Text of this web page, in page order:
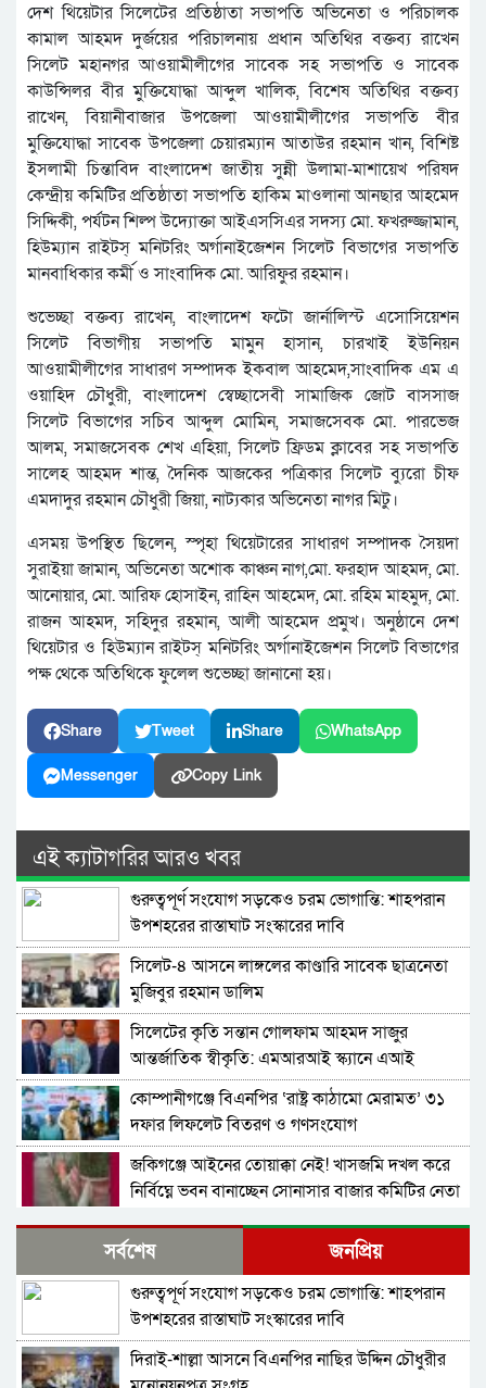
দেশ থিয়েটার সিলেটের প্রতিষ্ঠাতা সভাপতি অভিনেতা ও পরিচালক
কামাল আহমদ দুর্জয়ের পরিচালনায় প্রধান অতিথির বক্তব্য রাখেন
সিলেট মহানগর আওয়ামীলীগের সাবেক সহ সভাপতি ও সাবেক
কাউন্সিলর বীর মুক্তিযোদ্ধা আব্দুল খালিক, বিশেষ অতিথির বক্তব্য
রাখেন, বিয়ানীবাজার উপজেলা আওয়ামীলীগের সভাপতি বীর
মুক্তিযোদ্ধা সাবেক উপজেলা চেয়ারম্যান আতাউর রহমান খান, বিশিষ্ট
ইসলামী চিন্তাবিদ বাংলাদেশ জাতীয় সুন্নী উলামা-মাশায়েখ পরিষদ
কেন্দ্রীয় কমিটির প্রতিষ্ঠাতা সভাপতি হাকিম মাওলানা আনছার আহমেদ
সিদ্দিকী, পর্যটন শিল্প উদ্যোক্তা আইএসসিএর সদস্য মো. ফখরুজ্জামান,
হিউম্যান রাইটস্ মনিটরিং অর্গানাইজেশন সিলেট বিভাগের সভাপতি
মানবাধিকার কর্মী ও সাংবাদিক মো. আরিফুর রহমান।
শুভেচ্ছা বক্তব্য রাখেন, বাংলাদেশ ফটো জার্নালিস্ট এসোসিয়েশন
সিলেট বিভাগীয় সভাপতি মামুন হাসান, চারখাই ইউনিয়ন
আওয়ামীলীগের সাধারণ সম্পাদক ইকবাল আহমেদ,সাংবাদিক এম এ
ওয়াহিদ চৌধুরী, বাংলাদেশ স্বেচ্ছাসেবী সামাজিক জোট বাসসাজ
সিলেট বিভাগের সচিব আব্দুল মোমিন, সমাজসেবক মো. পারভেজ
আলম, সমাজসেবক শেখ এহিয়া, সিলেট ফ্রিডম ক্লাবের সহ সভাপতি
সালেহ আহমদ শান্ত, দৈনিক আজকের পত্রিকার সিলেট ব্যুরো চীফ
এমদাদুর রহমান চৌধুরী জিয়া, নাট্যকার অভিনেতা নাগর মিটু।
এসময় উপস্থিত ছিলেন, স্পৃহা থিয়েটারের সাধারণ সম্পাদক সৈয়দা
সুরাইয়া জামান, অভিনেতা অশোক কাঞ্চন নাগ,মো. ফরহাদ আহমদ, মো.
আনোয়ার, মো. আরিফ হোসাইন, রাহিন আহমেদ, মো. রহিম মাহমুদ, মো.
রাজন আহমদ, সহিদুর রহমান, আলী আহমেদ প্রমুখ। অনুষ্ঠানে দেশ
থিয়েটার ও হিউম্যান রাইটস্ মনিটরিং অর্গানাইজেশন সিলেট বিভাগের
পক্ষ থেকে অতিথিকে ফুলেল শুভেচ্ছা জানানো হয়।
Share Tweet Share WhatsApp
Messenger Copy Link
এই ক্যাটাগরির আরও খবর
গুরুত্বপূর্ণ সংযোগ সড়কেও চরম ভোগান্তি: শাহপরান
উপশহরের রাস্তাঘাট সংস্কারের দাবি
সিলেট-৪ আসনে লাঙ্গলের কাণ্ডারি সাবেক ছাত্রনেতা
মুজিবুর রহমান ডালিম
সিলেটের কৃতি সন্তান গোলফাম আহমদ সাজুর
আন্তর্জাতিক স্বীকৃতি: এমআরআই স্ক্যানে এআই
প্রয়োগে পিএইচডি অর্জন
কোম্পানীগঞ্জে বিএনপির ‘রাষ্ট্র কাঠামো মেরামত’ ৩১
দফার লিফলেট বিতরণ ও গণসংযোগ
জকিগঞ্জে আইনের তোয়াক্কা নেই! খাসজমি দখল করে
নির্বিঘ্নে ভবন বানাচ্ছেন সোনাসার বাজার কমিটির নেতা
বন্ধ থাকবে সিলেটের ৭টি এলাকায় দীর্ঘ ৯ ঘণ্টা বিদ্যুৎ
নিরাপত্তাহীনতায় লাভলুর পরিবার: সিলেটে সশস্ত্র
হামলায়, লুন্ঠিত অর্থ-স্বর্ণ
ন্যাব নেতৃবৃন্দের ওসমানী মেডিক্যাল কলেজ এর
সর্বশেষ জনপ্রিয়
গুরুত্বপূর্ণ সংযোগ সড়কেও চরম ভোগান্তি: শাহপরান
উপশহরের রাস্তাঘাট সংস্কারের দাবি
দিরাই-শাল্লা আসনে বিএনপির নাছির উদ্দিন চৌধুরীর